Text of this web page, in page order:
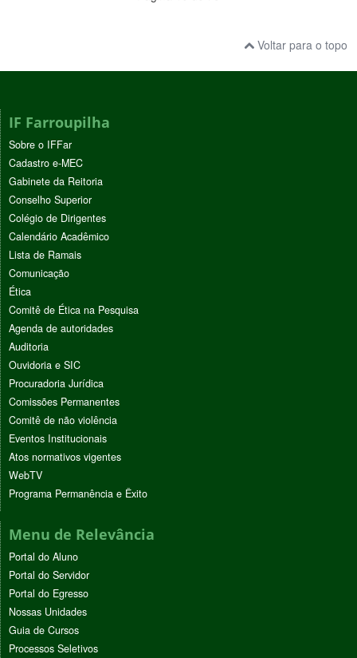
Voltar para o topo
IF Farroupilha
Sobre o IFFar
Cadastro e-MEC
Gabinete da Reitoria
Conselho Superior
Colégio de Dirigentes
Calendário Acadêmico
Lista de Ramais
Comunicação
Ética
Comitê de Ética na Pesquisa
Agenda de autoridades
Auditoria
Ouvidoria e SIC
Procuradoria Jurídica
Comissões Permanentes
Comitê de não violência
Eventos Institucionais
Atos normativos vigentes
WebTV
Programa Permanência e Êxito
Menu de Relevância
Portal do Aluno
Portal do Servidor
Portal do Egresso
Nossas Unidades
Guia de Cursos
Processos Seletivos